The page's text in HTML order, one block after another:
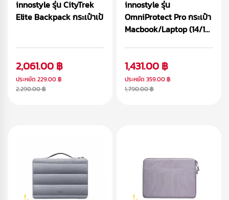
innostyle รุ่น CityTrek
Elite Backpack กระเป๋าเป้
2,061.00 ฿
ประหยัด 229.00 ฿
2,290.00 ฿
innostyle รุ่น
OmniProtect Pro กระเป๋า
Macbook/Laptop (14/16
1,431.00 ฿
ประหยัด 359.00 ฿
1,790.00 ฿